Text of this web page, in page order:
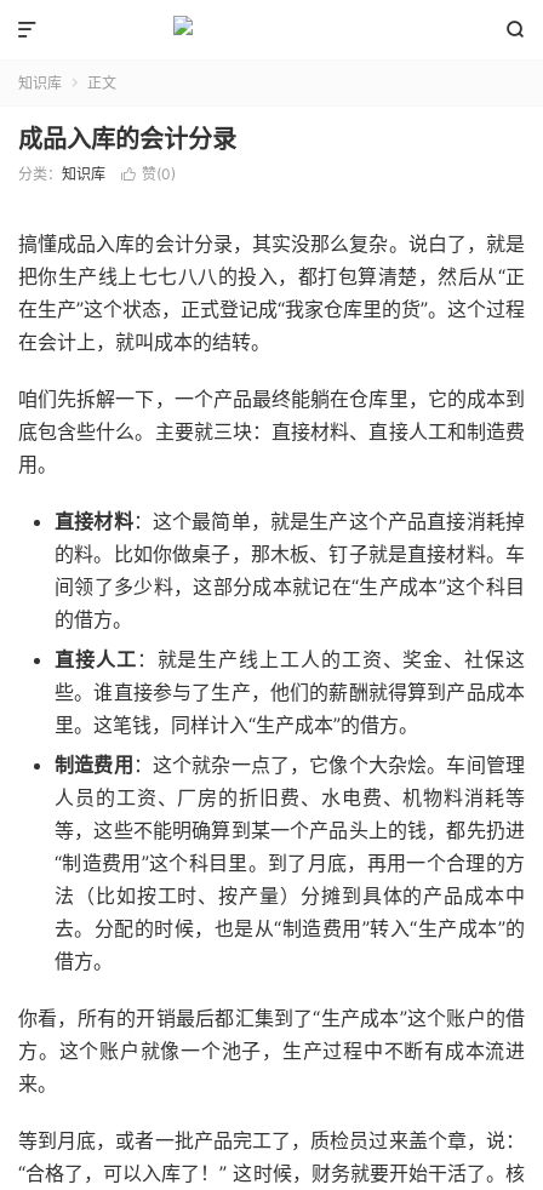


知识库  正文
成品入库的会计分录
分类： 知识库  赞(0)
搞懂成品入库的会计分录，其实没那么复杂。说白了，就是
把你生产线上七七八八的投入，都打包算清楚，然后从“正
在生产”这个状态，正式登记成“我家仓库里的货”。这个过程
在会计上，就叫成本的结转。
咱们先拆解一下，一个产品最终能躺在仓库里，它的成本到
底包含些什么。主要就三块：直接材料、直接人工和制造费
用。
直接材料：这个最简单，就是生产这个产品直接消耗掉
的料。比如你做桌子，那木板、钉子就是直接材料。车
间领了多少料，这部分成本就记在“生产成本”这个科目
的借方。
直接人工 ：就是生产线上工人的工资、奖金、社保这
些。谁直接参与了生产，他们的薪酬就得算到产品成本
里。这笔钱，同样计入“生产成本”的借方。
制造费用 ：这个就杂一点了，它像个大杂烩。车间管理
人员的工资、厂房的折旧费、水电费、机物料消耗等
等，这些不能明确算到某一个产品头上的钱，都先扔进
“制造费用”这个科目里。到了月底，再用一个合理的方
法（比如按工时、按产量）分摊到具体的产品成本中
去。分配的时候，也是从“制造费用”转入“生产成本”的
借方。
你看，所有的开销最后都汇集到了“生产成本”这个账户的借
方。这个账户就像一个池子，生产过程中不断有成本流进
来。
等到月底，或者一批产品完工了，质检员过来盖个章，说：
“合格了，可以入库了！” 这时候，财务就要开始干活了。核